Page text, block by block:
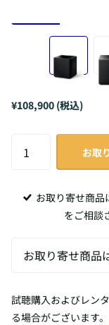
¥108,900 (税込)
お取
お取り寄せ商
をご相談
試聴購入およびレン
る場合がございます。